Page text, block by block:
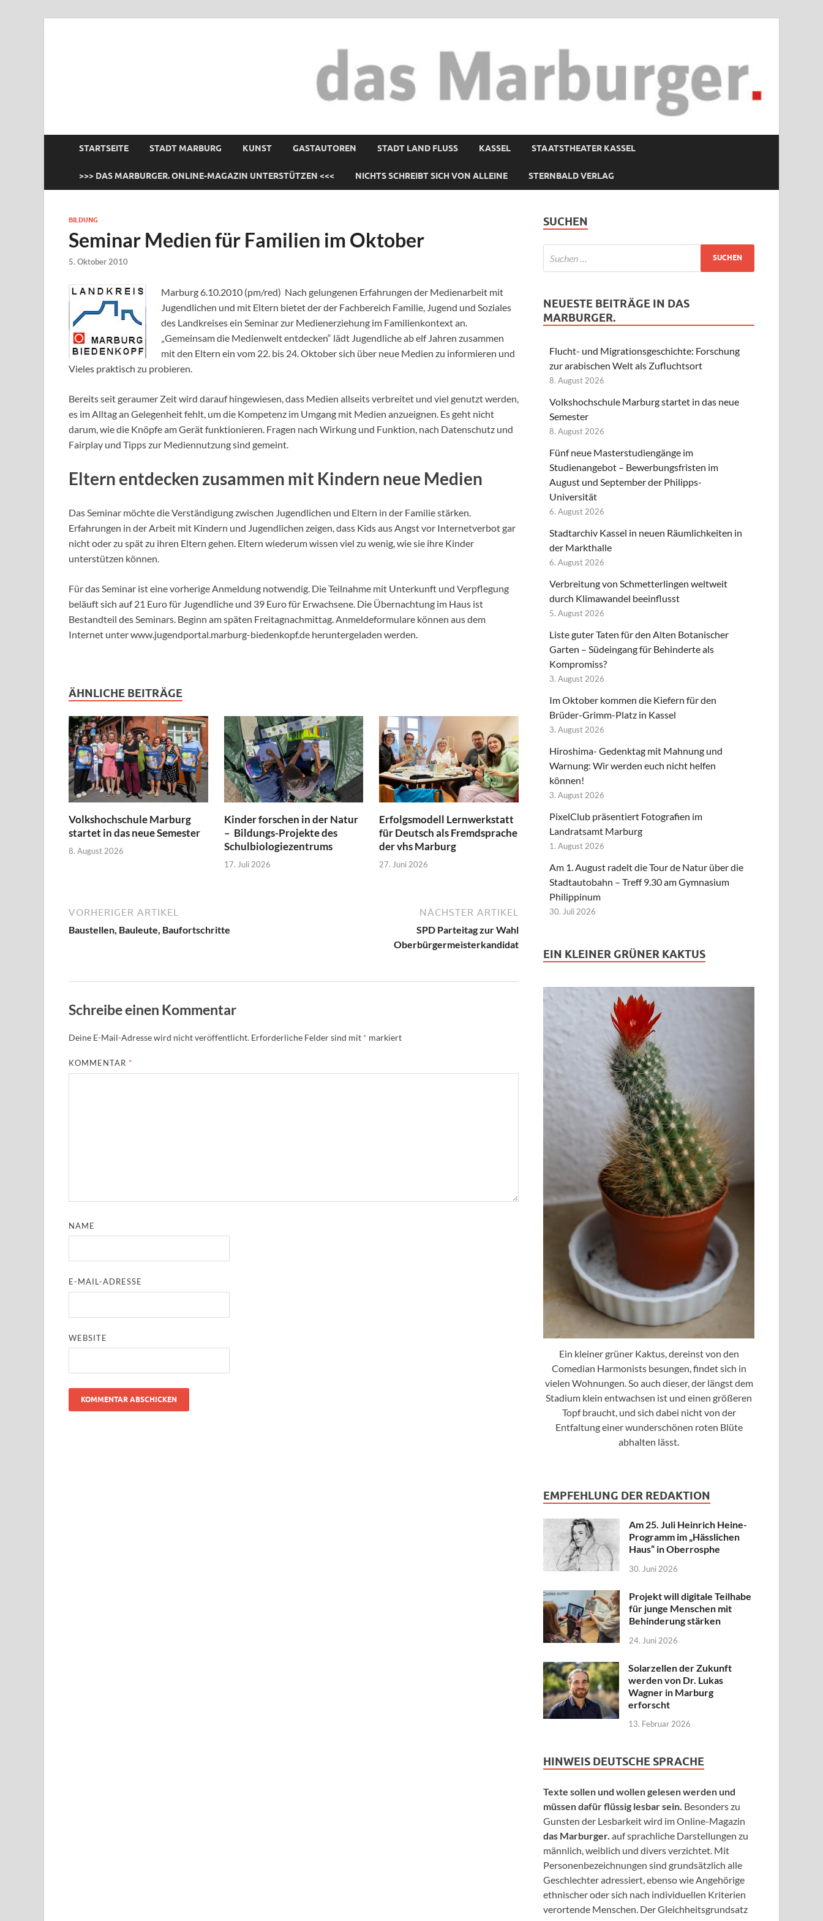
STARTSEITE STADT MARBURG KUNST GASTAUTOREN STADT LAND FLUSS KASSEL STAATSTHEATER KASSEL
>>> DAS MARBURGER. ONLINE-MAGAZIN UNTERSTÜTZEN <<< NICHTS SCHREIBT SICH VON ALLEINE STERNBALD VERLAG
BILDUNG
Seminar Medien für Familien im Oktober
5. Oktober 2010
Marburg 6.10.2010 (pm/red) Nach gelungenen Erfahrungen der Medienarbeit mit
Jugendlichen und mit Eltern bietet der der Fachbereich Familie, Jugend und Soziales
des Landkreises ein Seminar zur Medienerziehung im Familienkontext an.
„Gemeinsam die Medienwelt entdecken“ lädt Jugendliche ab elf Jahren zusammen
mit den Eltern ein vom 22. bis 24. Oktober sich über neue Medien zu informieren und
Vieles praktisch zu probieren.
Bereits seit geraumer Zeit wird darauf hingewiesen, dass Medien allseits verbreitet und viel genutzt werden,
es im Alltag an Gelegenheit fehlt, um die Kompetenz im Umgang mit Medien anzueignen. Es geht nicht
darum, wie die Knöpfe am Gerät funktionieren. Fragen nach Wirkung und Funktion, nach Datenschutz und
Fairplay und Tipps zur Mediennutzung sind gemeint.
Eltern entdecken zusammen mit Kindern neue Medien
Das Seminar möchte die Verständigung zwischen Jugendlichen und Eltern in der Familie stärken.
Erfahrungen in der Arbeit mit Kindern und Jugendlichen zeigen, dass Kids aus Angst vor Internetverbot gar
nicht oder zu spät zu ihren Eltern gehen. Eltern wiederum wissen viel zu wenig, wie sie ihre Kinder
unterstützen können.
Für das Seminar ist eine vorherige Anmeldung notwendig. Die Teilnahme mit Unterkunft und Verpflegung
beläuft sich auf 21 Euro für Jugendliche und 39 Euro für Erwachsene. Die Übernachtung im Haus ist
Bestandteil des Seminars. Beginn am späten Freitagnachmittag. Anmeldeformulare können aus dem
Internet unter www.jugendportal.marburg-biedenkopf.de heruntergeladen werden.
ÄHNLICHE BEITRÄGE
Volkshochschule Marburg
startet in das neue Semester
8. August 2026
Kinder forschen in der Natur
– Bildungs-Projekte des
Schulbiologiezentrums
17. Juli 2026
Erfolgsmodell Lernwerkstatt
für Deutsch als Fremdsprache
der vhs Marburg
27. Juni 2026
VORHERIGER ARTIKEL
Baustellen, Bauleute, Baufortschritte
NÄCHSTER ARTIKEL
SPD Parteitag zur Wahl
Oberbürgermeisterkandidat
Schreibe einen Kommentar
Deine E-Mail-Adresse wird nicht veröffentlicht. Erforderliche Felder sind mit * markiert
KOMMENTAR *
NAME
E-MAIL-ADRESSE
WEBSITE
SUCHEN
NEUESTE BEITRÄGE IN DAS
MARBURGER.
Flucht- und Migrationsgeschichte: Forschung
zur arabischen Welt als Zufluchtsort
8. August 2026
Volkshochschule Marburg startet in das neue
Semester
8. August 2026
Fünf neue Masterstudiengänge im
Studienangebot – Bewerbungsfristen im
August und September der Philipps-
Universität
6. August 2026
Stadtarchiv Kassel in neuen Räumlichkeiten in
der Markthalle
6. August 2026
Verbreitung von Schmetterlingen weltweit
durch Klimawandel beeinflusst
5. August 2026
Liste guter Taten für den Alten Botanischer
Garten – Südeingang für Behinderte als
Kompromiss?
3. August 2026
Im Oktober kommen die Kiefern für den
Brüder-Grimm-Platz in Kassel
3. August 2026
Hiroshima- Gedenktag mit Mahnung und
Warnung: Wir werden euch nicht helfen
können!
3. August 2026
PixelClub präsentiert Fotografien im
Landratsamt Marburg
1. August 2026
Am 1. August radelt die Tour de Natur über die
Stadtautobahn – Treff 9.30 am Gymnasium
Philippinum
30. Juli 2026
EIN KLEINER GRÜNER KAKTUS
Ein kleiner grüner Kaktus, dereinst von den
Comedian Harmonists besungen, findet sich in
vielen Wohnungen. So auch dieser, der längst dem
Stadium klein entwachsen ist und einen größeren
Topf braucht, und sich dabei nicht von der
Entfaltung einer wunderschönen roten Blüte
abhalten lässt.
EMPFEHLUNG DER REDAKTION
Am 25. Juli Heinrich Heine-
Programm im „Hässlichen
Haus“ in Oberrosphe
30. Juni 2026
Projekt will digitale Teilhabe
für junge Menschen mit
Behinderung stärken
24. Juni 2026
Solarzellen der Zukunft
werden von Dr. Lukas
Wagner in Marburg
erforscht
13. Februar 2026
HINWEIS DEUTSCHE SPRACHE
Texte sollen und wollen gelesen werden und
müssen dafür flüssig lesbar sein. Besonders zu
Gunsten der Lesbarkeit wird im Online-Magazin
das Marburger. auf sprachliche Darstellungen zu
männlich, weiblich und divers verzichtet. Mit
Personenbezeichnungen sind grundsätzlich alle
Geschlechter adressiert, ebenso wie Angehörige
ethnischer oder sich nach individuellen Kriterien
verortende Menschen. Der Gleichheitsgrundsatz